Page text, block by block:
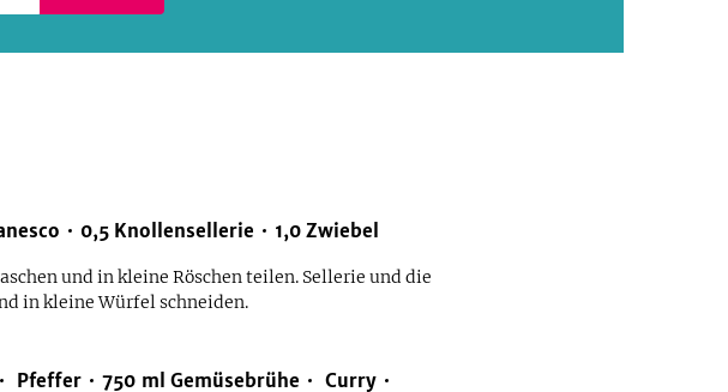
0,5 Knollensellerie 1,0 Zwiebel
und in kleine Röschen teilen. Sellerie und die
in kleine Würfel schneiden.
Pfeffer 750 ml Gemüsebrühe
Curry